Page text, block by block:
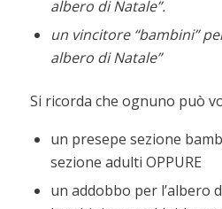
albero di Natale”.
un vincitore “bambini”
albero di Natale”
Si ricorda che ognuno può
un presepe sezione
sezione adulti OPPURE
un addobbo per l’albero